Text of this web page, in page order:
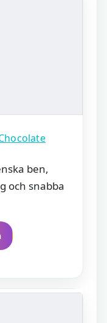
ben,
och snabba